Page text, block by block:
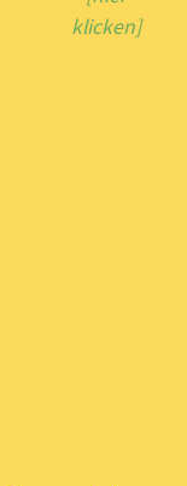
klicken]